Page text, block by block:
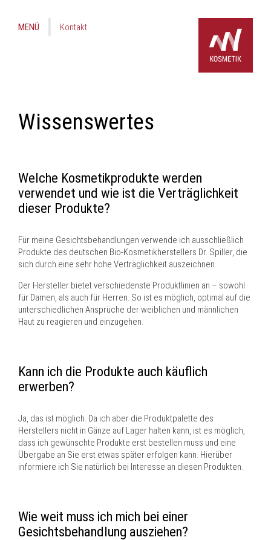
MENÜ Kontakt
Wissenswertes
Welche Kosmetikprodukte werden
verwendet und wie ist die Verträglichkeit
dieser Produkte?
Für meine Gesichtsbehandlungen verwende ich ausschließlich
Produkte des deutschen Bio-Kosmetikherstellers Dr. Spiller, die
sich durch eine sehr hohe Verträglichkeit auszeichnen.
Der Hersteller bietet verschiedenste Produktlinien an – sowohl
für Damen, als auch für Herren. So ist es möglich, optimal auf die
unterschiedlichen Ansprüche der weiblichen und männlichen
Haut zu reagieren und einzugehen.
Kann ich die Produkte auch käuflich
erwerben?
Ja, das ist möglich. Da ich aber die Produktpalette des
Herstellers nicht in Gänze auf Lager halten kann, ist es möglich,
dass ich gewünschte Produkte erst bestellen muss und eine
Übergabe an Sie erst etwas später erfolgen kann. Hierüber
informiere ich Sie natürlich bei Interesse an diesen Produkten.
Wie weit muss ich mich bei einer
Gesichtsbehandlung ausziehen?